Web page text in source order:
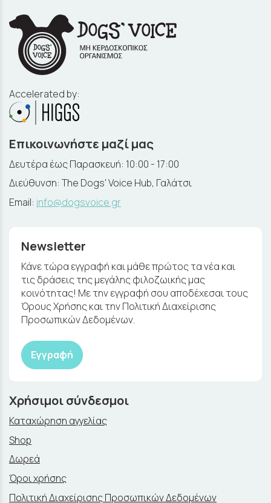
Accelerated by:
Επικοινωνήστε μαζί μας
Δευτέρα έως Παρασκευή: 10:00 - 17:00
Διεύθυνση: The Dogs' Voice Hub, Γαλάτσι
Email: info@dogsvoice.gr
Newsletter
Κάνε τώρα εγγραφή και μάθε πρώτος τα νέα και
τις δράσεις της μεγάλης φιλοζωικής μας
κοινότητας! Με την εγγραφή σου αποδέχεσαι τους
Όρους Χρήσης και την Πολιτική Διαχείρισης
Προσωπικών Δεδομένων.
Εγγραφή
Χρήσιμοι σύνδεσμοι
Καταχώρηση αγγελίας
Shop
Δωρεά
Όροι χρήσης
Πολιτική Διαχείρισης Προσωπικών Δεδομένων